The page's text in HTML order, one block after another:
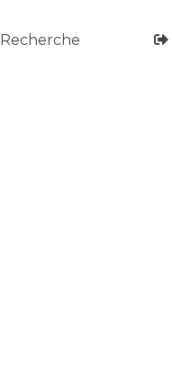
Recherche